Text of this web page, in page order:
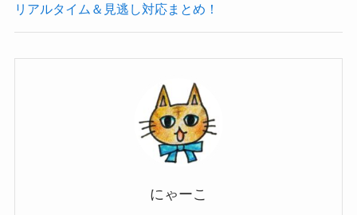
リアルタイム＆見逃し対応まとめ！
にゃーこ